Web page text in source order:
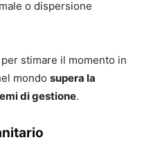
o dispersione
stimare il momento in
mondo supera la
di gestione.